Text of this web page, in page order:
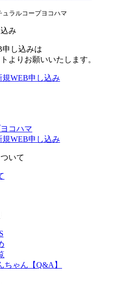
ラルコープヨコハマ
み
申し込みは
よりお願いいたします。
規WEB申し込み
規WEB申し込み
いて
ちゃん【Q&A】